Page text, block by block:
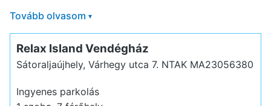
Tovább olvasom ▾
Relax Island Vendégház
Sátoraljaújhely, Várhegy utca 7. NTAK MA23056380
Ingyenes parkolás